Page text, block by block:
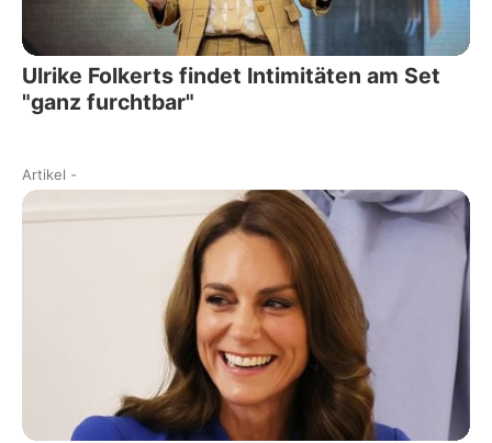
Ulrike Folkerts findet Intimitäten am Set
"ganz furchtbar"
Artikel -